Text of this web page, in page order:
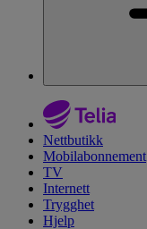
Nettbutikk
Mobilabonnement
TV
Internett
Trygghet
Hjelp